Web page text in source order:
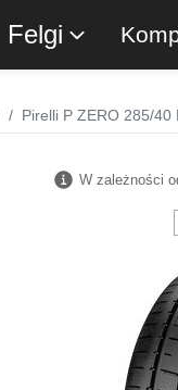
Felgi
Pirelli P ZERO 285/40
W zależności